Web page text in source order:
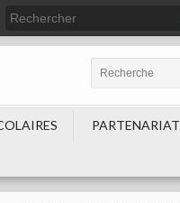
PARTENARIAT